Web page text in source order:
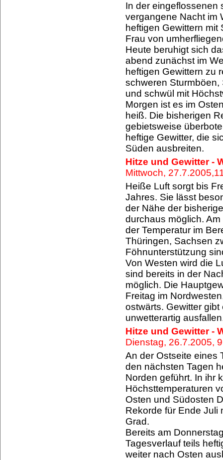
In der eingeflossenen
vergangene Nacht im
heftigen Gewittern
Frau von
Heute beruhigt sich
abend zunächst im
heftigen Gewittern zu
schweren
und schwül mit
Morgen ist es im
heiß. Die bisherigen
gebietsweise
heftige Gewitter, die
Süden ausbreiten.
Hitze und Gewitter -
Mittwoch,
Heiße Luft sorgt bis
Jahres. Sie lässt
der Nähe der
durchaus möglich.
der Temperatur im
Thüringen, Sachsen
Föhnunterstützung
Von Westen wird die
sind bereits in der
möglich. Die
Freitag im
ostwärts. Gewitter
unwetterartig
Hitze und Gewitter -
Dienstag, 26.7.2005,
An der Ostseite eines
den nächsten Tagen
Norden geführt. In ihr
Höchsttemperaturen
Osten und Südosten
Rekorde für Ende Juli
Grad.
Bereits am
Tagesverlauf teils
weiter nach Osten